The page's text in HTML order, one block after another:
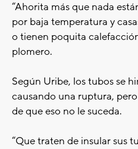
“Ahorita más que nada
por baja temperatura y
o tienen poquita
plomero.
Según Uribe, los tubos se
causando una ruptura,
de que eso no le suceda.
“Que traten de insular sus